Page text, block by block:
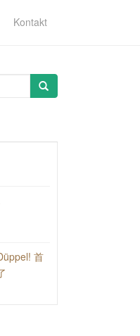
Kontakt
首